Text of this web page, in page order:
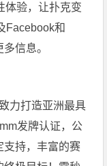
体验，让扑克变
Facebook和
信息。
力打造亚洲最具
发牌认证，公
支持，丰富的赛